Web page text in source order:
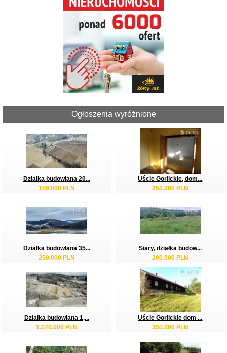
Ogłoszenia wyróżnione
Działka budowlana 20...
159.000 PLN
Uście Gorlickie, dom...
250.000 PLN
Działka budowlana 35...
250.000 PLN
Siary, działka budow...
200.000 PLN
Działka budowlana 1,...
1.070.000 PLN
Uście Gorlickie dom ...
350.000 PLN